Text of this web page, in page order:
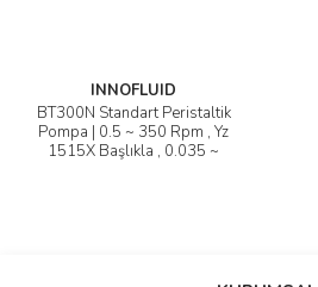
INNOFLUID
BT300N Standart Peristaltik
Pompa | 0.5 ~ 350 Rpm , Yz
1515X Başlıkla , 0.035 ~